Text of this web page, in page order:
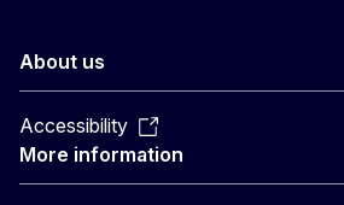
About us
Accessibility
More information